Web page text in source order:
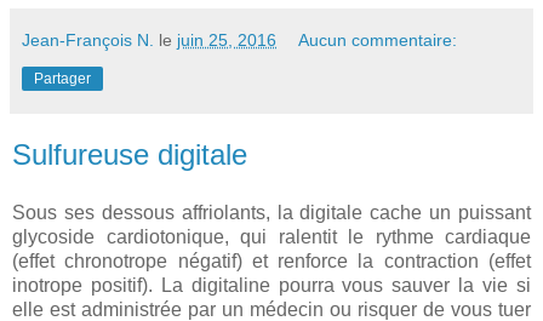
Jean-François N. le juin 25, 2016 Aucun commentaire:
Partager
Sulfureuse digitale
Sous ses dessous affriolants, la digitale cache un puissant
glycoside cardiotonique, qui ralentit le rythme cardiaque
(effet chronotrope négatif) et renforce la contraction (effet
inotrope positif). La digitaline pourra vous sauver la vie si
elle est administrée par un médecin ou risquer de vous tuer